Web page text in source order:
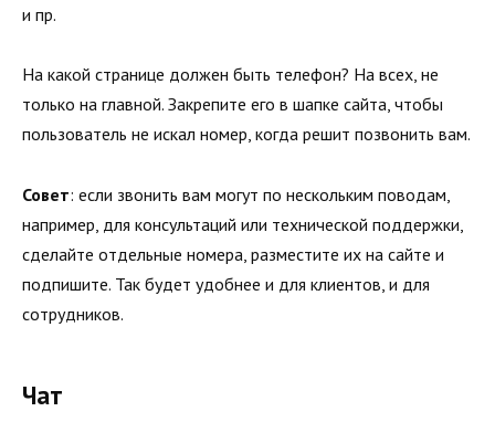
и пр.
На какой странице должен быть телефон? На всех, не
только на главной. Закрепите его в шапке сайта, чтобы
пользователь не искал номер, когда решит позвонить вам.
Совет: если звонить вам могут по нескольким поводам,
например, для консультаций или технической поддержки,
сделайте отдельные номера, разместите их на сайте и
подпишите. Так будет удобнее и для клиентов, и для
сотрудников.
Чат